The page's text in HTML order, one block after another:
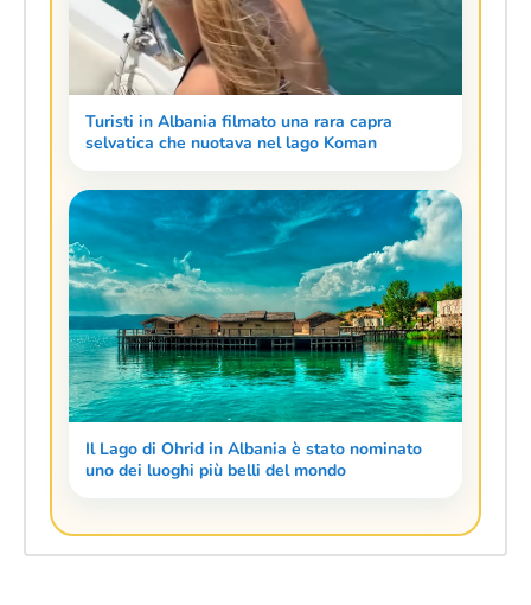
Turisti in Albania filmato una rara capra
selvatica che nuotava nel lago Koman
Il Lago di Ohrid in Albania è stato nominato
uno dei luoghi più belli del mondo